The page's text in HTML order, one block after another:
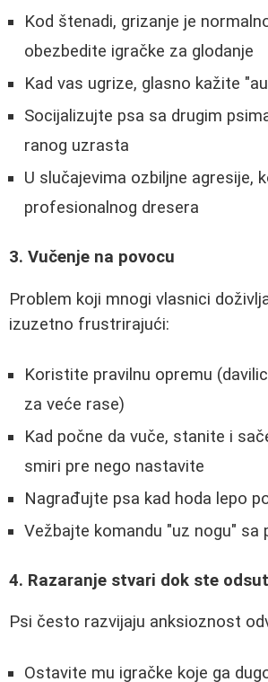
Kod štenadi, grizanje je
obezbedite igračke za glodanje
Kad vas ugrize, glasno kažite
Socijalizujte psa sa drugim
ranog uzrasta
U slučajevima ozbiljne agresije,
profesionalnog dresera
3. Vučenje na povocu
Problem koji mnogi vlasnici
izuzetno frustrirajući:
Koristite pravilnu opremu
za veće rase)
Kad počne da vuče, stanite i
smiri pre nego nastavite
Nagrađujte psa kad hoda lepo
Vežbajte komandu "uz nogu" sa
4. Razaranje stvari dok ste
Psi često razvijaju anksioznost
Ostavite mu igračke koje ga